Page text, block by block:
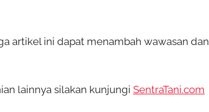
artikel ini dapat menambah wawasan dan
lainnya silakan kunjungi SentraTani.com